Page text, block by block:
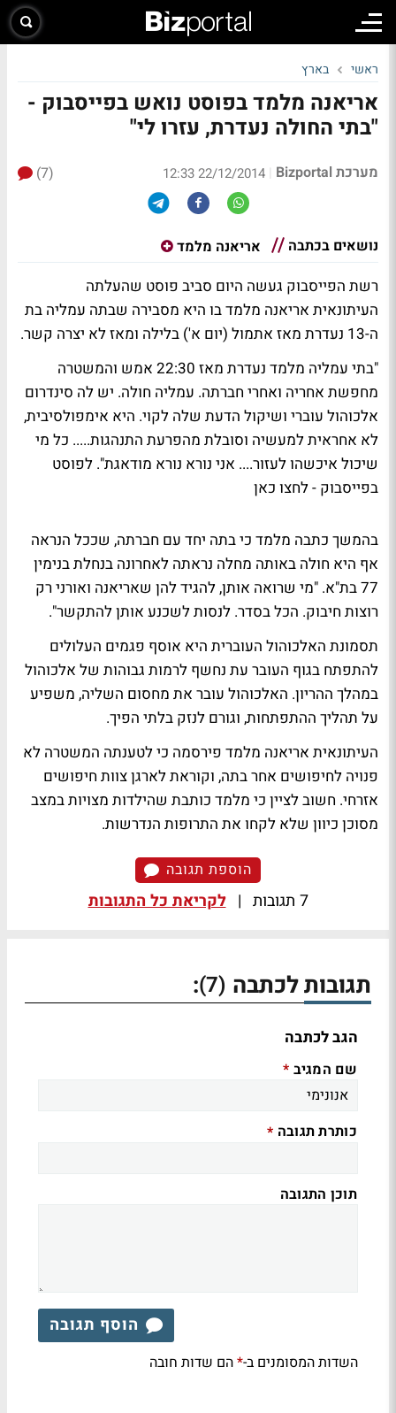
ראשי בארץ
אריאנה מלמד בפוסט נואש בפייסבוק -
"בתי החולה נעדרת, עזרו לי"
מערכת Bizportal |
22/12/2014 12:33
(7)
נושאים בכתבה אריאנה מלמד
רשת הפייסבוק געשה היום סביב פוסט שהעלתה
העיתונאית אריאנה מלמד בו היא מסבירה שבתה עמליה בת
ה-13 נעדרת מאז אתמול (יום א') בלילה ומאז לא יצרה קשר.
"בתי עמליה מלמד נעדרת מאז 22:30 אמש והמשטרה
מחפשת אחריה ואחרי חברתה. עמליה חולה. יש לה סינדרום
אלכוהול עוברי ושיקול הדעת שלה לקוי. היא אימפולסיבית,
לא אחראית למעשיה וסובלת מהפרעת התנהגות..... כל מי
שיכול איכשהו לעזור.... אני נורא נורא מודאגת". לפוסט
בפייסבוק - לחצו כאן
בהמשך כתבה מלמד כי בתה יחד עם חברתה, שככל הנראה
אף היא חולה באותה מחלה נראתה לאחרונה בנחלת בנימין
77 בת"א. "מי שרואה אותן, להגיד להן שאריאנה ואורני רק
רוצות חיבוק. הכל בסדר. לנסות לשכנע אותן להתקשר".
תסמונת האלכוהול העוברית היא אוסף פגמים העלולים
להתפתח בגוף העובר עת נחשף לרמות גבוהות של אלכוהול
במהלך ההריון. האלכוהול עובר את מחסום השליה, משפיע
על תהליך ההתפתחות, וגורם לנזק בלתי הפיך.
העיתונאית אריאנה מלמד פירסמה כי לטענתה המשטרה לא
פנויה לחיפושים אחר בתה, וקוראת לארגן צוות חיפושים
אזרחי. חשוב לציין כי מלמד כותבת שהילדות מצויות במצב
מסוכן כיוון שלא לקחו את התרופות הנדרשות.
הוספת תגובה
7 תגובות | לקריאת כל התגובות
תגובות לכתבה (7)
:
הגב לכתבה
שם המגיב *
כותרת תגובה *
תוכן התגובה
הוסף תגובה
השדות המסומנים ב-*הם שדות חובה